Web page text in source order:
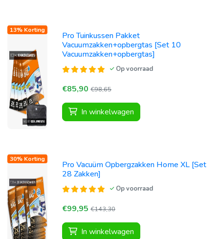
13% Korting
Pro Tuinkussen Pakket
Vacuumzakken+opbergtas [Set 10
Vacuumzakken+opbergtas]
Op voorraad
€85,90 €98,65
In winkelwagen
30% Korting
Pro Vacuüm Opbergzakken Home XL [Set
28 Zakken]
Op voorraad
€99,95 €143,30
In winkelwagen